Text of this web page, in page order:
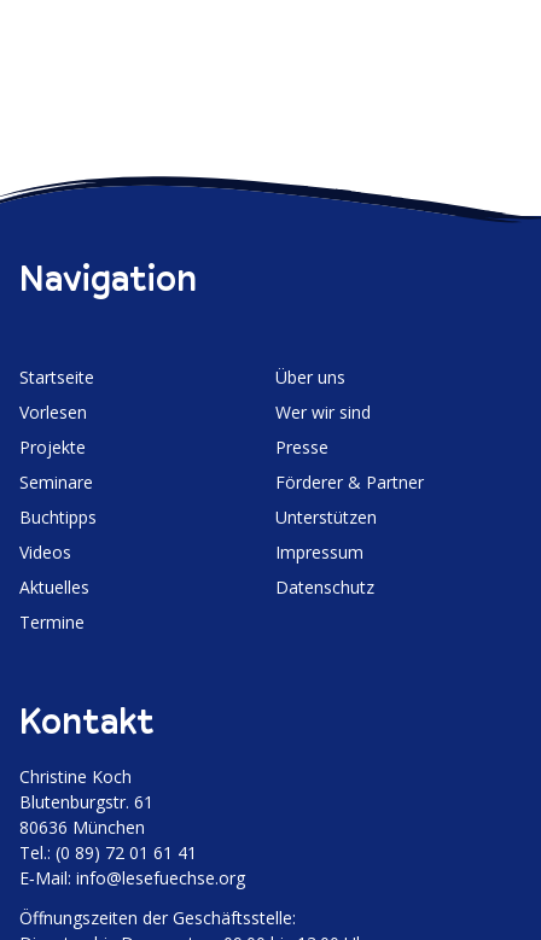
Navigation
Start­seite
Vorlesen
Projekte
Seminare
Buchtipps
Videos
Aktuelles
Termine
Über uns
Wer wir sind
Presse
Förderer & Partner
Unter­stützen
Impressum
Daten­schutz
Kontakt
Christine Koch
Bluten­burgstr. 61
80636 München
Tel.: (0 89) 72 01 61 41
E‑Mail: info@lesefuechse.org
Öffnungs­zeiten der Geschäftsstelle: